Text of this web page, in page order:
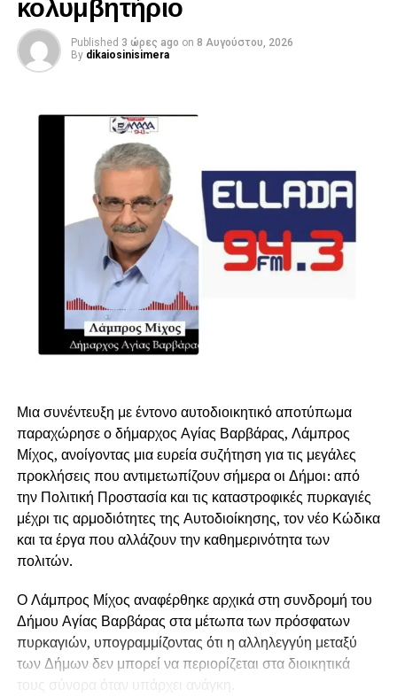
Published 3 ώρες ago on 8 Αυγούστου, 2026
By dikaiosinisimera
Μια συνέντευξη με έντονο αυτοδιοικητικό αποτύπωμα
παραχώρησε ο δήμαρχος Αγίας Βαρβάρας, Λάμπρος
Μίχος, ανοίγοντας μια ευρεία συζήτηση για τις μεγάλες
προκλήσεις που αντιμετωπίζουν σήμερα οι Δήμοι: από
την Πολιτική Προστασία και τις καταστροφικές πυρκαγιές
μέχρι τις αρμοδιότητες της Αυτοδιοίκησης, τον νέο Κώδικα
και τα έργα που αλλάζουν την καθημερινότητα των
πολιτών.
Ο Λάμπρος Μίχος αναφέρθηκε αρχικά στη συνδρομή του
Δήμου Αγίας Βαρβάρας στα μέτωπα των πρόσφατων
πυρκαγιών, υπογραμμίζοντας ότι η αλληλεγγύη μεταξύ
των Δήμων δεν μπορεί να περιορίζεται στα διοικητικά
τους σύνορα όταν υπάρχει ανάγκη.